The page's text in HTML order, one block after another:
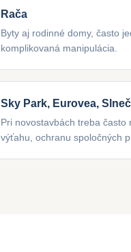
Rača
Byty aj rodinné domy, často
komplikovaná manipulácia.
Sky Park, Eurovea,
Pri novostavbách treba
výťahu, ochranu spoločných